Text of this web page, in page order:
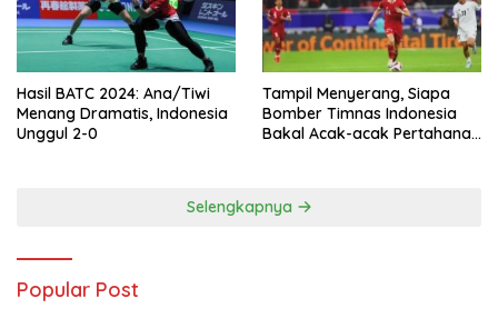
Hasil BATC 2024: Ana/Tiwi
Menang Dramatis, Indonesia
Unggul 2-0
Tampil Menyerang, Siapa
Bomber Timnas Indonesia
Bakal Acak-acak Pertahanan
Selengkapnya
Popular Post